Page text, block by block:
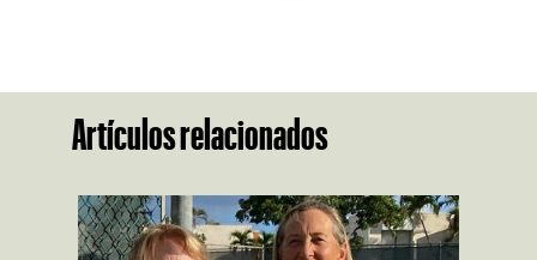
Artículos relacionados